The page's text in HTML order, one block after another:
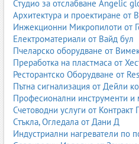
стендове за спирачки;
инструменти за смяна на
специализирани
спирачки.
Съвременните автомобили имат
системи, които изискват
1.8. Оборудване за
Това оборудване е необходимо
емисии и за работа по
Студио за отслабване Angelic
Архитектура и проектиране от
Инжекционни Микропилоти от
Електроматериали от Вайд бул
Пчеларско оборудване от
Преработка на пластмаса от
Ресторантско Оборудване от
Пътна сигнализация от Дейли
Професионални инструменти и
Счетоводни услуги от Контракт
Стъкла, Огледала от Дани Д
Индустриални нагреватели по